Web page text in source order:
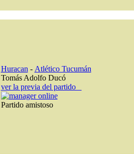
Huracan - Atlético Tucumán
Tomás Adolfo Ducó
ver la previa del partido
Partido amistoso